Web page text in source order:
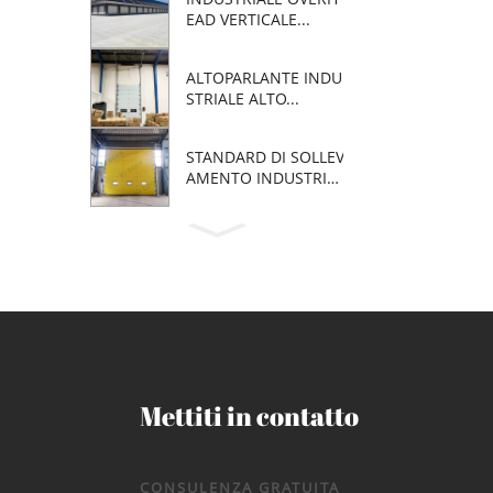
EAD VERTICALE...
ALTOPARLANTE INDU
STRIALE ALTO...
STANDARD DI SOLLEV
AMENTO INDUSTRIA
Mettiti in contatto
CONSULENZA GRATUITA